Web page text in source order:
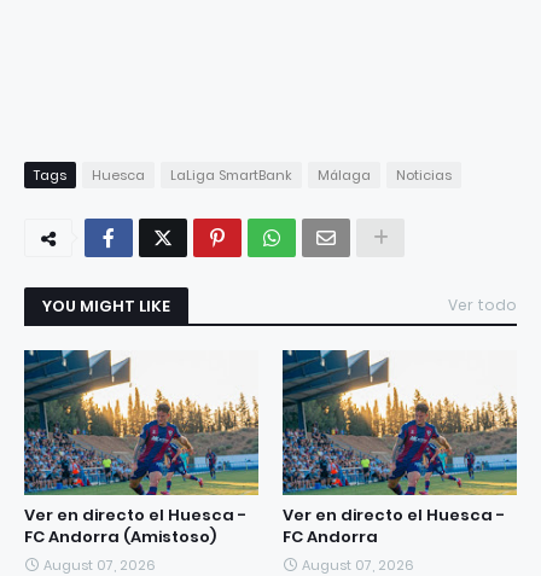
Tags Huesca LaLiga SmartBank Málaga Noticias
YOU MIGHT LIKE Ver todo
Ver en directo el Huesca -
FC Andorra (Amistoso)
August 07, 2026
Ver en directo el Huesca -
FC Andorra
August 07, 2026